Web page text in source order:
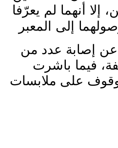
أنهما لم يعرّفا
إلى المعبر
إصابة عدد من
فيما باشرت
على ملابسات